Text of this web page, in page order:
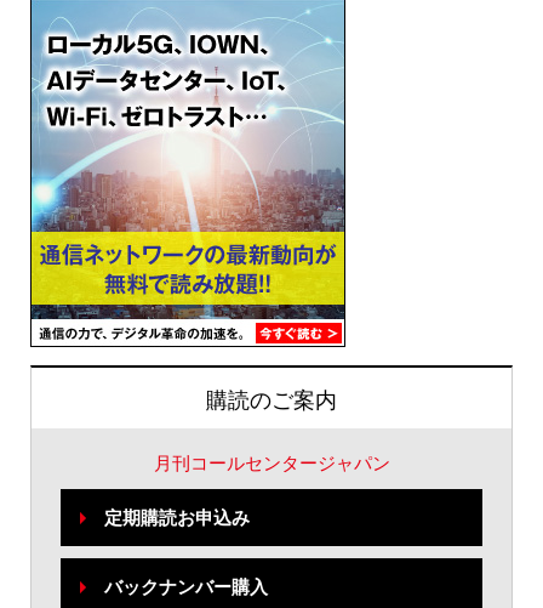
購読のご案内
月刊コールセンタージャパン
定期購読お申込み
バックナンバー購入